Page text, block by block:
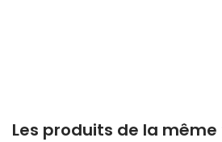
Les produits de la